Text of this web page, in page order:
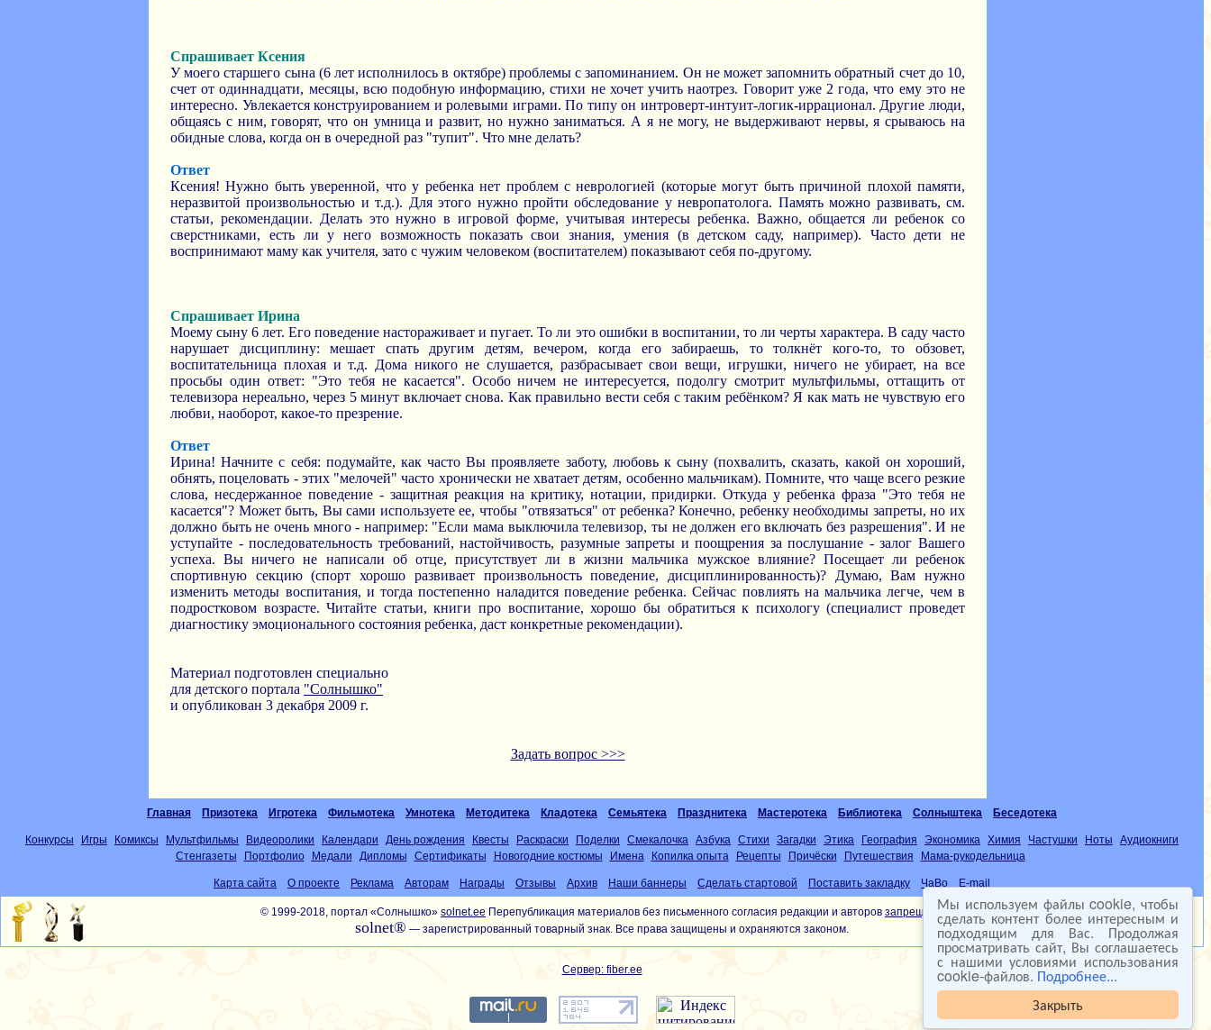
Закрыть
Мы используем файлы cookie, чтобы
сделать контент более интересным и
подходящим для Вас. Продолжая
просматривать сайт, Вы соглашаетесь
с нашими условиями использования
cookie-файлов. Подробнее...
Спрашивает Ксения
У моего старшего сына (6 лет исполнилось в октябре) проблемы с запоминанием. Он не может запомнить обратный счет до 10,
счет от одиннадцати, месяцы, всю подобную информацию, стихи не хочет учить наотрез. Говорит уже 2 года, что ему это не
интересно. Увлекается конструированием и ролевыми играми. По типу он интроверт-интуит-логик-иррационал. Другие люди,
общаясь с ним, говорят, что он умница и развит, но нужно заниматься. А я не могу, не выдерживают нервы, я срываюсь на
обидные слова, когда он в очередной раз "тупит". Что мне делать?
Ответ
Ксения! Нужно быть уверенной, что у ребенка нет проблем с неврологией (которые могут быть причиной плохой памяти,
неразвитой произвольностью и т.д.). Для этого нужно пройти обследование у невропатолога. Память можно развивать, см.
статьи, рекомендации. Делать это нужно в игровой форме, учитывая интересы ребенка. Важно, общается ли ребенок со
сверстниками, есть ли у него возможность показать свои знания, умения (в детском саду, например). Часто дети не
воспринимают маму как учителя, зато с чужим человеком (воспитателем) показывают себя по-другому.
Спрашивает Ирина
Моему сыну 6 лет. Его поведение настораживает и пугает. То ли это ошибки в воспитании, то ли черты характера. В саду часто
нарушает дисциплину: мешает спать другим детям, вечером, когда его забираешь, то толкнёт кого-то, то обзовет,
воспитательница плохая и т.д. Дома никого не слушается, разбрасывает свои вещи, игрушки, ничего не убирает, на все
просьбы один ответ: "Это тебя не касается". Особо ничем не интересуется, подолгу смотрит мультфильмы, оттащить от
телевизора нереально, через 5 минут включает снова. Как правильно вести себя с таким ребёнком? Я как мать не чувствую его
любви, наоборот, какое-то презрение.
Ответ
Ирина! Начните с себя: подумайте, как часто Вы проявляете заботу, любовь к сыну (похвалить, сказать, какой он хороший,
обнять, поцеловать - этих "мелочей" часто хронически не хватает детям, особенно мальчикам). Помните, что чаще всего резкие
слова, несдержанное поведение - защитная реакция на критику, нотации, придирки. Откуда у ребенка фраза "Это тебя не
касается"? Может быть, Вы сами используете ее, чтобы "отвязаться" от ребенка? Конечно, ребенку необходимы запреты, но их
должно быть не очень много - например: "Если мама выключила телевизор, ты не должен его включать без разрешения". И не
уступайте - последовательность требований, настойчивость, разумные запреты и поощрения за послушание - залог Вашего
успеха. Вы ничего не написали об отце, присутствует ли в жизни мальчика мужское влияние? Посещает ли ребенок
спортивную секцию (спорт хорошо развивает произвольность поведение, дисциплинированность)? Думаю, Вам нужно
изменить методы воспитания, и тогда постепенно наладится поведение ребенка. Сейчас повлиять на мальчика легче, чем в
подростковом возрасте. Читайте статьи, книги про воспитание, хорошо бы обратиться к психологу (специалист проведет
диагностику эмоционального состояния ребенка, даст конкретные рекомендации).
Материал подготовлен специально
для детского портала "Солнышко"
и опубликован 3 декабря 2009 г.
Задать вопрос >>>
Главная Призотека Игротека Фильмотека Умнотека Методитека Кладотека Семьятека Празднитека Мастеротека Библиотека Солныштека Беседотека
Конкурсы Игры Комиксы Мультфильмы Видеоролики Календари День рождения Квесты Раскраски Поделки Смекалочка Азбука Стихи Загадки Этика География Экономика Химия Частушки Ноты
Аудиокниги
Стенгазеты
Портфолио Медали Дипломы Сертификаты Новогодние костюмы Имена Копилка опыта Рецепты Причёски Путешествия Мама-рукодельница
Карта сайта О проекте Реклама Авторам Награды Отзывы Архив Наши баннеры Сделать стартовой Поставить закладку ЧаВо E-mail
© 1999-2018, портал «Солнышко» solnet.ee Перепубликация материалов без письменного согласия редакции и авторов запрещена
solnet® — зарегистрированный товарный знак. Все права защищены и охраняются законом.
Сервер: fiber.ee